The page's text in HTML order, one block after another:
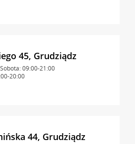
45, Grudziądz
09:00-21:00
20:00
44, Grudziądz